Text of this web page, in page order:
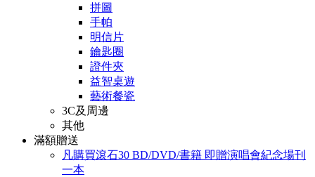
拼圖
手帕
明信片
鑰匙圈
證件夾
益智桌遊
藝術餐瓷
3C及周邊
其他
滿額贈送
凡購買滾石30 BD/DVD/書籍 即贈演唱會紀念場刊
一本